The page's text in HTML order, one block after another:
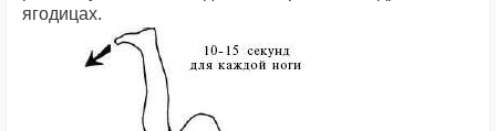
ягодицах.